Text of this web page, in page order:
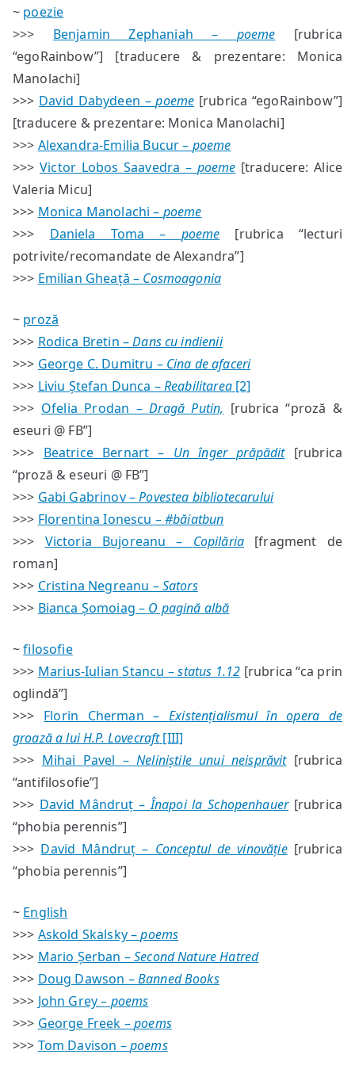
~ poezie
>>> Benjamin Zephaniah – poeme [rubrica
“egoRainbow”] [traducere & prezentare: Monica
Manolachi]
>>> David Dabydeen –poeme [rubrica “egoRainbow”]
[traducere & prezentare: Monica Manolachi]
>>> Alexandra-Emilia Bucur – poeme
>>>Victor Lobos Saavedra – poeme [traducere: Alice
Valeria Micu]
>>> Monica Manolachi – poeme
>>> Daniela Toma – poeme [rubrica “lecturi
potrivite/recomandate de Alexandra”]
>>> Emilian Gheață – Cosmoagonia
~ proză
>>> Rodica Bretin –Dans cu indienii
>>> George C. Dumitru – Cina de afaceri
>>> Liviu Ștefan Dunca –Reabilitarea[2]
>>> Ofelia Prodan –Dragă Putin, [rubrica “proză &
eseuri @ FB”]
>>> Beatrice Bernart – Un înger prăpădit[rubrica
“proză & eseuri @ FB”]
>>> Gabi Gabrinov –Povestea bibliotecarului
>>> Florentina Ionescu –#băiatbun
>>> Victoria Bujoreanu – Copilăria [fragment de
roman]
>>> Cristina Negreanu –Sators
>>> Bianca Șomoiag – O pagină albă
~filosofie
>>> Marius-Iulian Stancu –status 1.12 [rubrica “ca prin
oglindă”]
>>> Florin Cherman –Existențialismul în opera de
groază a lui H.P. Lovecraft[III]
>>> Mihai Pavel –Neliniștile unui neisprăvit[rubrica
“antifilosofie”]
>>> David Mândruț –Înapoi la Schopenhauer[rubrica
“phobia perennis”]
>>> David Mândruț – Conceptul de vinovăție[rubrica
“phobia perennis”]
~ English
>>> Askold Skalsky –poems
>>> Mario Șerban –Second Nature Hatred
>>> Doug Dawson –Banned Books
>>> John Grey – poems
>>> George Freek –poems
>>> Tom Davison –poems